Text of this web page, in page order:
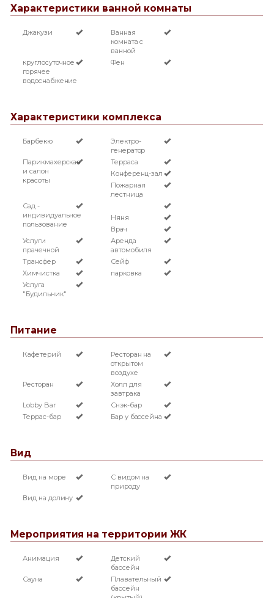
Характеристики ванной комнаты
Джакузи
Ванная
комната с
ванной
круглосуточное
горячее
водоснабжение
Фен
Характеристики комплекса
Барбекю
Электро-
генератор
Парикмахерская
и салон
красоты
Терраса
Конференц-зал
Пожарная
лестница
Сад -
индивидуальное
пользование
Няня
Врач
Услуги
прачечной
Аренда
автомобиля
Трансфер
Сейф
Химчистка
парковка
Услуга
"Будильник"
Питание
Кафетерий
Ресторан на
открытом
воздухе
Ресторан
Холл для
завтрака
Lobby Bar
Снэк-бар
Террас-бар
Бар у бассейна
Вид
Вид на море
С видом на
природу
Вид на долину
Мероприятия на территории ЖК
Анимация
Детский
бассейн
Сауна
Плавательный
бассейн